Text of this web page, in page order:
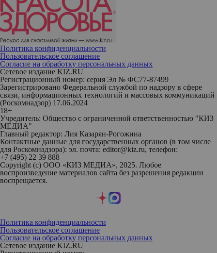
Политика конфиденциальности
Пользовательское соглашение
Согласие на обработку персональных данных
Сетевое издание KIZ.RU
Регистрационный номер: серия Эл № ФС77-87499
Зарегистрировано Федеральной службой по надзору в сфере
связи, информационных технологий и массовых коммуникаций
(Роскомнадзор) 17.06.2024
18+
Учредитель: Общество с ограниченной ответственностью "КИЗ
МЕДИА"
Главный редактор: Лия Казарян-Рогожина
Контактные данные для государственных органов (в том числе
для Роскомнадзора): эл. почта: editor@kiz.ru, телефон:
+7 (495) 22 39 888
Copyright (с) ООО «КИЗ МЕДИА», 2025. Любое
воспроизведение материалов сайта без разрешения редакции
воспрещается.
Политика конфиденциальности
Пользовательское соглашение
Согласие на обработку персональных данных
Сетевое издание KIZ.RU